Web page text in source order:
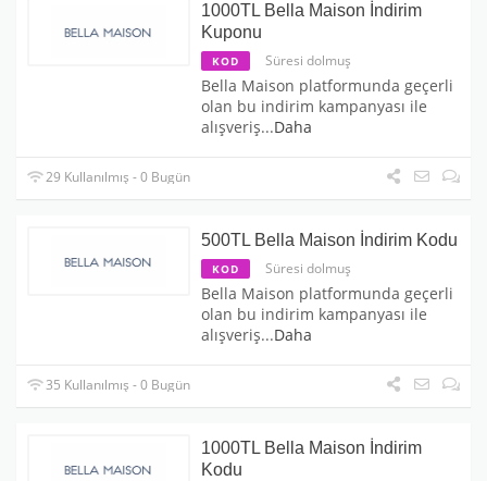
1000TL Bella Maison İndirim
Kuponu
KOD Süresi dolmuş
Bella Maison platformunda geçerli
olan bu indirim kampanyası ile
alışveriş...Daha
29 Kullanılmış - 0 Bugün
500TL Bella Maison İndirim Kodu
KOD Süresi dolmuş
Bella Maison platformunda geçerli
olan bu indirim kampanyası ile
alışveriş...Daha
35 Kullanılmış - 0 Bugün
1000TL Bella Maison İndirim
Kodu